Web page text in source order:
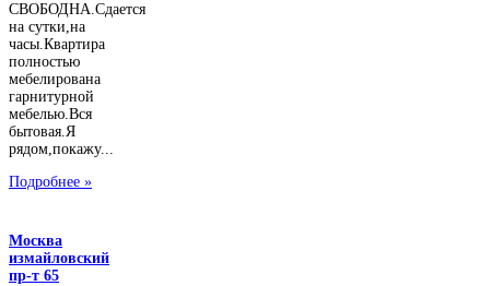
СВОБОДНА.Сдается
на сутки,на
часы.Квартира
полностью
мебелирована
гарнитурной
мебелью.Вся
бытовая.Я
рядом,покажу...
Подробнее »
Москва
измайловский
пр-т 65